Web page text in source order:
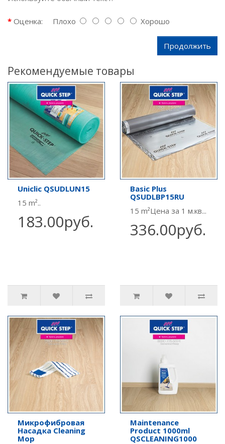
Оценка: Плохо Хорошо
Продолжить
Рекомендуемые товары
Uniclic QSUDLUN15
15 m²..
183.00руб.
Basic Plus
QSUDLBP15RU
15 m²Цена за 1 м.кв...
336.00руб.
Микрофибровая
Насадка Cleaning
Mop
Maintenance
Product 1000ml
QSCLEANING1000